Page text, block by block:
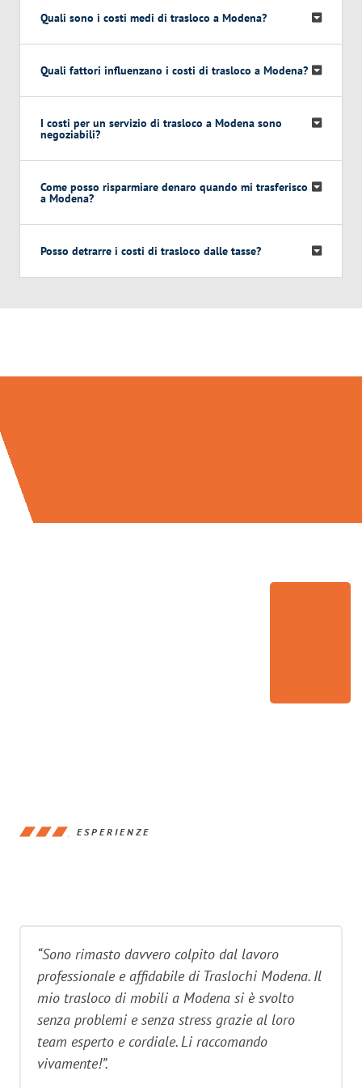
Quali sono i costi medi di trasloco a Modena?
Quali fattori influenzano i costi di trasloco a Modena?
I costi per un servizio di trasloco a Modena sono
negoziabili?
Come posso risparmiare denaro quando mi trasferisco
a Modena?
Posso detrarre i costi di trasloco dalle tasse?
ESPERIENZE
“Sono rimasto davvero colpito dal lavoro
professionale e affidabile di Traslochi Modena. Il
mio trasloco di mobili a Modena si è svolto
senza problemi e senza stress grazie al loro
team esperto e cordiale. Li raccomando
vivamente!”.